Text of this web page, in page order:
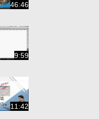
46:46
9:59
11:42